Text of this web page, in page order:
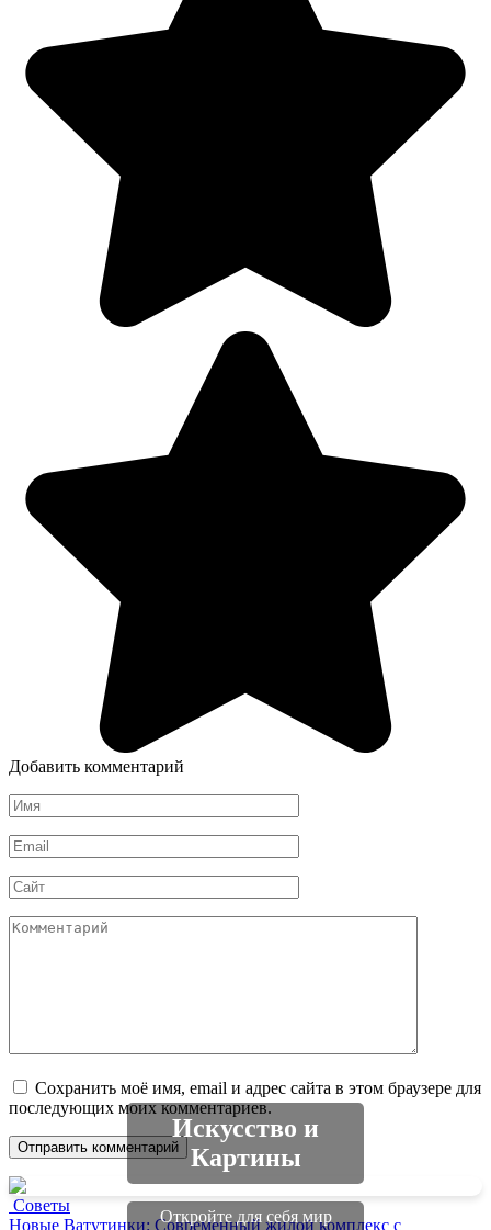
Добавить комментарий
Имя
*
Email
*
Сайт
Комментарий
Сохранить моё имя, email и адрес сайта в этом браузере для
последующих моих комментариев.
Искусство и
Картины
Откройте для себя мир
Советы
Новые Ватутинки: Современный жилой комплекс с